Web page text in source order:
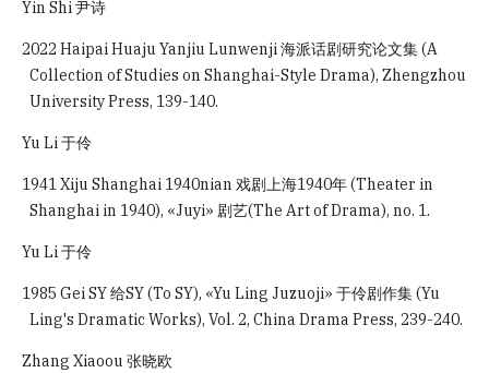
Yin Shi 尹诗
2022 Haipai Huaju Yanjiu Lunwenji 海派话剧研究论文集 (A
Collection of Studies on Shanghai-Style Drama), Zhengzhou
University Press, 139-140.
Yu Li 于伶
1941 Xiju Shanghai 1940nian 戏剧上海1940年 (Theater in
Shanghai in 1940), «Juyi» 剧艺(The Art of Drama), no. 1.
Yu Li 于伶
1985 Gei SY 给SY (To SY), «Yu Ling Juzuoji» 于伶剧作集 (Yu
Ling's Dramatic Works), Vol. 2, China Drama Press, 239-240.
Zhang Xiaoou 张晓欧